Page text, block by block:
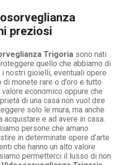
preziosi
Trigoria sono nati
quello che abbiamo di
nostri gioielli, eventuali opere
monete rare o d’oro e tutto
economico oppure che
di una casa non vuol dire
solo le mura, ma anche
acquistare e ad avere in casa.
persone che amano
in determinate opere d’arte
che hanno un alto valore
permetterci il lusso di non